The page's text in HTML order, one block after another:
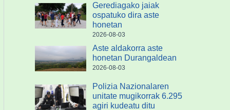
Gerediagako jaiak
ospatuko dira aste
honetan
2026-08-03
Aste aldakorra aste
honetan Durangaldean
2026-08-03
Polizia Nazionalaren
unitate mugikorrak 6.295
agiri kudeatu ditu